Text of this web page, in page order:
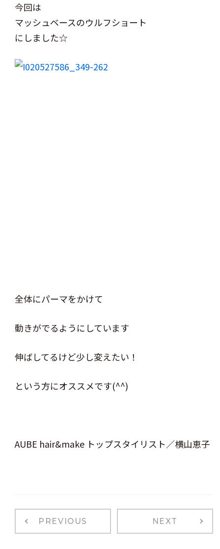
今回は
マッシュベースのウルフショート
にしました☆
全体にパーマをかけて
動きがでるようにしています
伸ばしてるけど少し変えたい！
という方にオススメです(^^)
AUBE hair&make トップスタイリスト／横山恵子
PREVIOUS NEXT